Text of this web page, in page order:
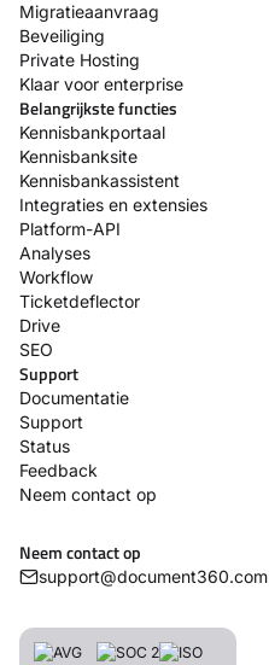
Migratieaanvraag
Beveiliging
Private Hosting
Klaar voor enterprise
Belangrijkste functies
Kennisbankportaal
Kennisbanksite
Kennisbankassistent
Integraties en extensies
Platform-API
Analyses
Workflow
Ticketdeflector
Drive
SEO
Support
Documentatie
Support
Status
Feedback
Neem contact op
Neem contact op
support@document360.com